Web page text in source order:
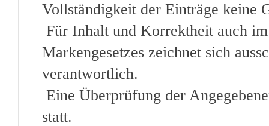
Vollständigkeit der Einträge keine
Für Inhalt und Korrektheit auch im
Markengesetzes zeichnet sich
verantwortlich.
Eine Überprüfung der
statt.